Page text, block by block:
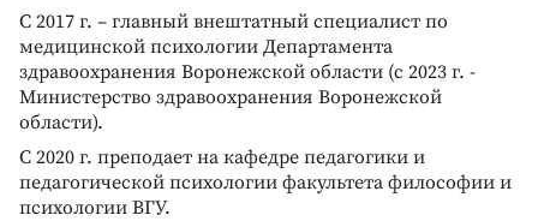
С 2017 г. – главный внештатный специалист по
медицинской психологии Департамента
здравоохранения Воронежской области (с 2023 г. -
Министерство здравоохранения Воронежской
области).
С 2020 г. преподает на кафедре педагогики и
педагогической психологии факультета философии и
психологии ВГУ.